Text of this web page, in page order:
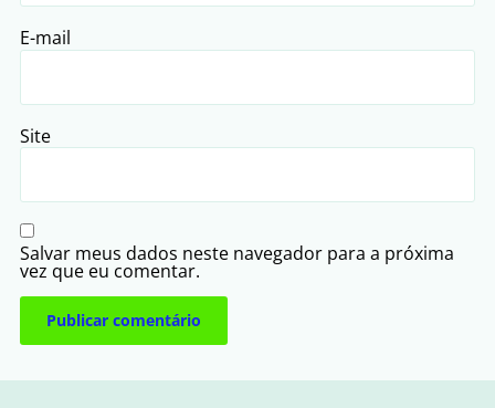
E-mail
Site
Salvar meus dados neste navegador para a próxima
vez que eu comentar.